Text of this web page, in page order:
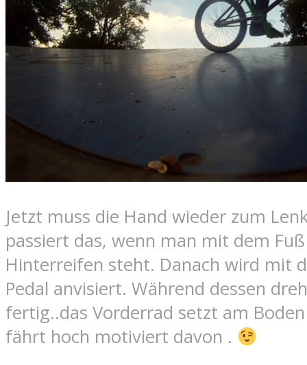
Jetzt muss die Hand wieder zum
passiert das, wenn man mit dem
Hinterreifen steht. Danach wird mit
Pedal anvisiert. Während dessen
fertig..das Vorderrad setzt am
fährt hoch motiviert davon .